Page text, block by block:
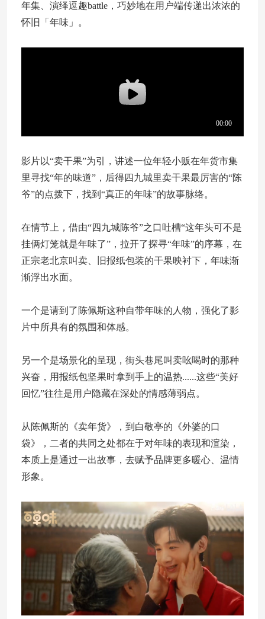
年集、演绎逗趣battle，巧妙地在用户端传递出浓浓的
怀旧「年味」。
影片以“卖干果”为引，讲述一位年轻小贩在年货市集
里寻找“年的味道”，后得四九城里卖干果最厉害的“陈
爷”的点拨下，找到“真正的年味”的故事脉络。
在情节上，借由“四九城陈爷”之口吐槽“这年头可不是
挂俩灯笼就是年味了”，拉开了探寻“年味”的序幕，在
正宗老北京叫卖、旧报纸包装的干果映衬下，年味渐
渐浮出水面。
一个是请到了陈佩斯这种自带年味的人物，强化了影
片中所具有的氛围和体感。
另一个是场景化的呈现，街头巷尾叫卖吆喝时的那种
兴奋，用报纸包坚果时拿到手上的温热......这些“美好
回忆”往往是用户隐藏在深处的情感薄弱点。
从陈佩斯的《卖年货》，到白敬亭的《外婆的口
袋》，二者的共同之处都在于对年味的表现和渲染，
本质上是通过一出故事，去赋予品牌更多暖心、温情
形象。